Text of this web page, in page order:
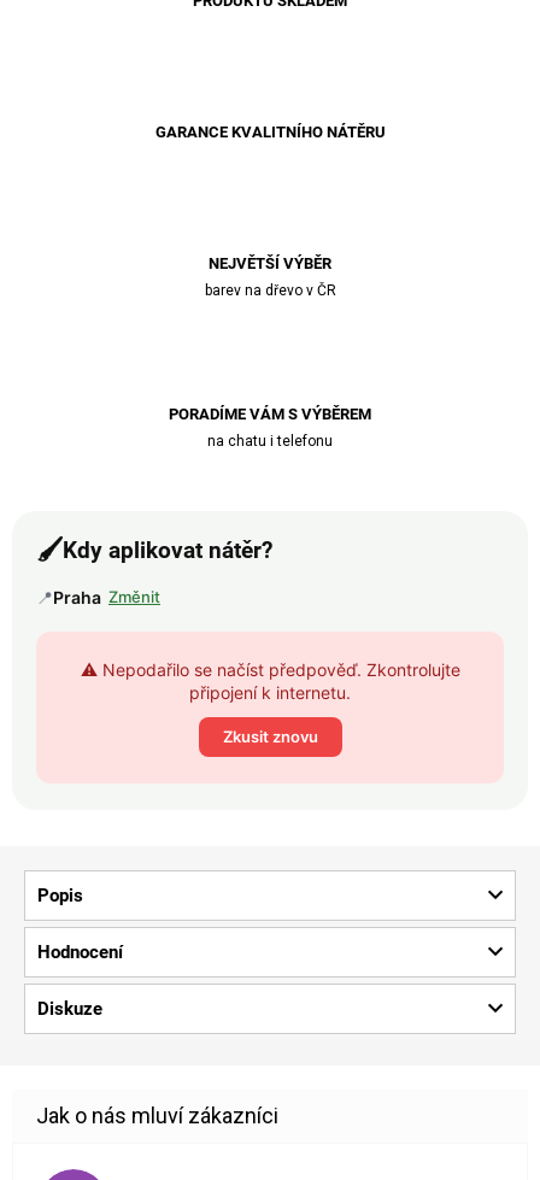
GARANCE KVALITNÍHO NÁTĚRU
NEJVĚTŠÍ VÝBĚR
barev na dřevo v ČR
PORADÍME VÁM S VÝBĚREM
na chatu i telefonu
🖌️Kdy aplikovat nátěr?
📍Praha Změnit
⚠️ Nepodařilo se načíst předpověď. Zkontrolujte
připojení k internetu.
Zkusit znovu
Popis
Hodnocení
Diskuze